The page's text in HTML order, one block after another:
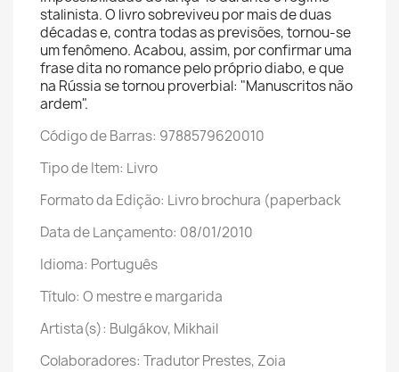
stalinista. O livro sobreviveu por mais de duas
décadas e, contra todas as previsões, tornou-se
um fenômeno. Acabou, assim, por confirmar uma
frase dita no romance pelo próprio diabo, e que
na Rússia se tornou proverbial: "Manuscritos não
ardem".
Código de Barras: 9788579620010
Tipo de Item: Livro
Formato da Edição: Livro brochura (paperback
Data de Lançamento: 08/01/2010
Idioma: Português
Título: O mestre e margarida
Artista(s): Bulgákov, Mikhail
Colaboradores: Tradutor Prestes, Zoia